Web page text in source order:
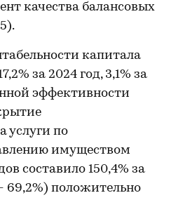
качества балансовых
капитала
за 2024 год, 3,1% за
эффективности
услуги по
имуществом
составило 150,4% за
69,2%) положительно